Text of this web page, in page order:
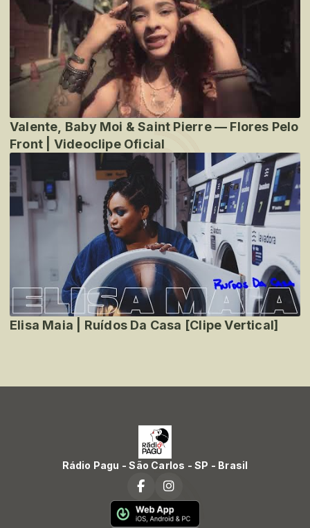
Valente, Baby Moi & Saint Pierre — Flores Pelo
Front | Videoclipe Oficial
Elisa Maia | Ruídos Da Casa [Clipe Vertical]
Rádio Pagu - São Carlos - SP - Brasil